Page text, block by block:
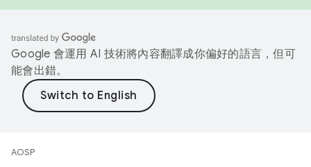
Google 會運用 AI 技術將內容翻譯成你偏好的語言，但可
能會出錯。
AOSP